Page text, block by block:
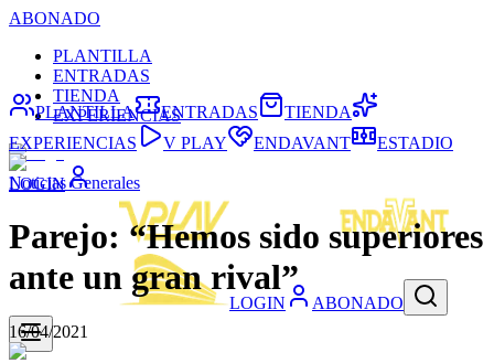
ABONADO
PLANTILLA
ENTRADAS
TIENDA
EXPERIENCIAS
LOGIN
LOGIN ABONADO
PLANTILLA ENTRADAS
TIENDA
EXPERIENCIAS
V PLAY ENDAVANT ESTADIO
Noticias Generales
Parejo: “Hemos sido superiores
ante un gran rival”
16/04/2021